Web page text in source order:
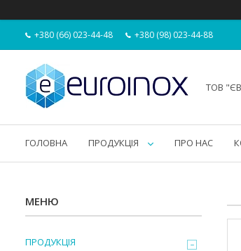
+380 (66) 023-44-48 +380 (98) 023-44-88
ТОВ
ГОЛОВНА ПРОДУКЦІЯ ПРО НАС
ПРОДУКЦІЯ